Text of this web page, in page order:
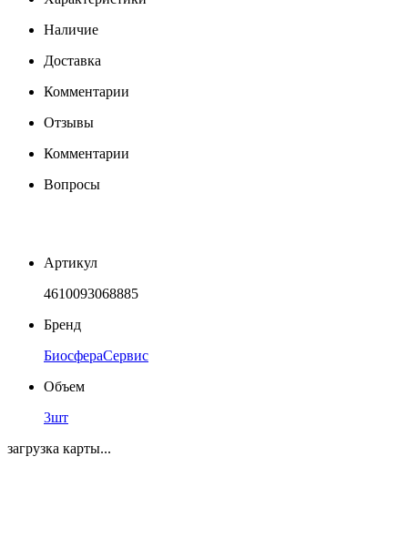
Наличие
Доставка
Комментарии
Отзывы
Комментарии
Вопросы
Артикул
4610093068885
Бренд
БиосфераСервис
Объем
3шт
загрузка карты...